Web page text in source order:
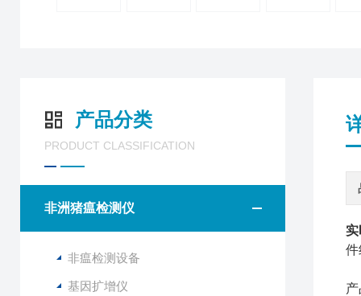
产品分类
PRODUCT CLASSIFICATION
非洲猪瘟检测仪
非瘟检测设备
基因扩增仪
实
件